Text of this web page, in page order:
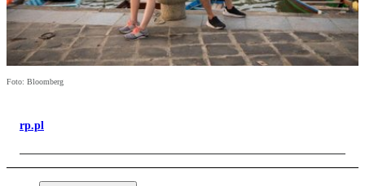
Foto: Bloomberg
rp.pl